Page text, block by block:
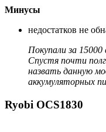
Минусы
недостатков не
Покупали за
Спустя почти
назвать данную
аккумуляторных
Ryobi OCS1830